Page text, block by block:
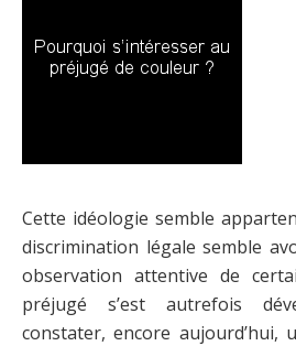
Cette idéologie semble
discrimination légale semble
observation attentive de
préjugé s’est autrefois
constater, encore aujourd’hui,